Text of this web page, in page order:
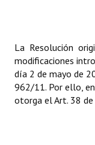
Resoluciones de
INSTITUCIONAL
Antiguos
La Resolución
modificaciones
día 2 de mayo de
962/11. Por ello,
otorga el Art. 38 de